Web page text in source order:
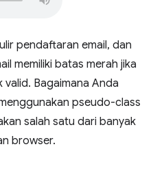
pendaftaran email, dan
memiliki batas merah jika
Bagaimana Anda
pseudo-class
salah satu dari banyak
browser.